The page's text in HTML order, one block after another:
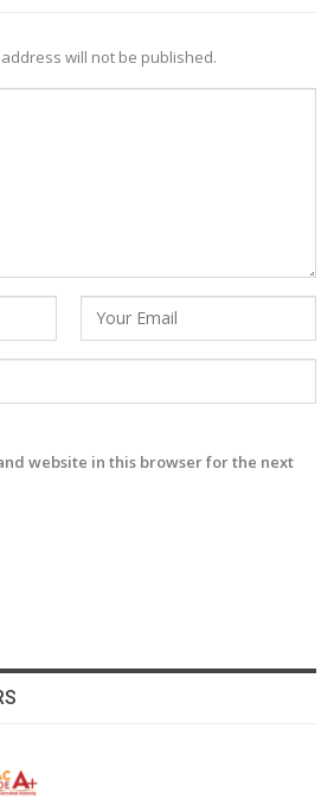
will not be published.
website in this browser for the next